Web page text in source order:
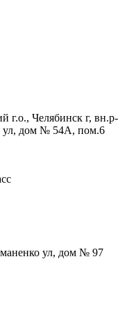
г.о., Челябинск г, вн.р-
ул, дом № 54А, пом.6
ул, дом № 97